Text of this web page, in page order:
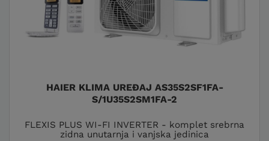
HAIER KLIMA UREĐAJ AS35S2SF1FA-
S/1U35S2SM1FA-2
FLEXIS PLUS WI-FI INVERTER - komplet srebrna
zidna unutarnja i vanjska jedinica